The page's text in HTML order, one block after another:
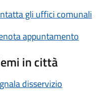
gli uffici comunali
appuntamento
in città
disservizio